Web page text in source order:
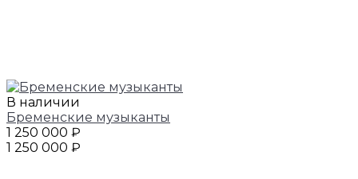
В наличии
Бременские музыканты
1 250 000 ₽
1 250 000 ₽